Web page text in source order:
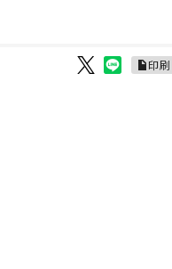
印刷